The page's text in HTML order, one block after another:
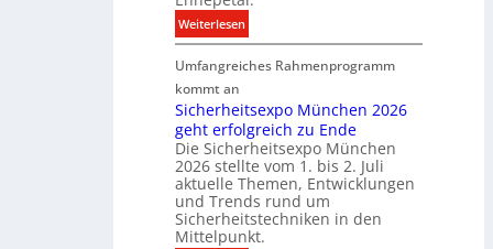
n
e
n
M
r
k
e
s
p
a
n
e
r
b
e
i
M
l
e
B
r
n
d
f
r
ü
h
e
Weiterlesen:
D
o
m
a
k
a
b
a
e
Umfangreiches Rahmenprogramm
kommt an
Sicherheitsexpo München 2026
geht erfolgreich zu Ende
Die Sicherheitsexpo München
2026 stellte vom 1. bis 2. Juli
aktuelle Themen, Entwicklungen
und Trends rund um
Sicherheitstechniken in den
Mittelpunkt.